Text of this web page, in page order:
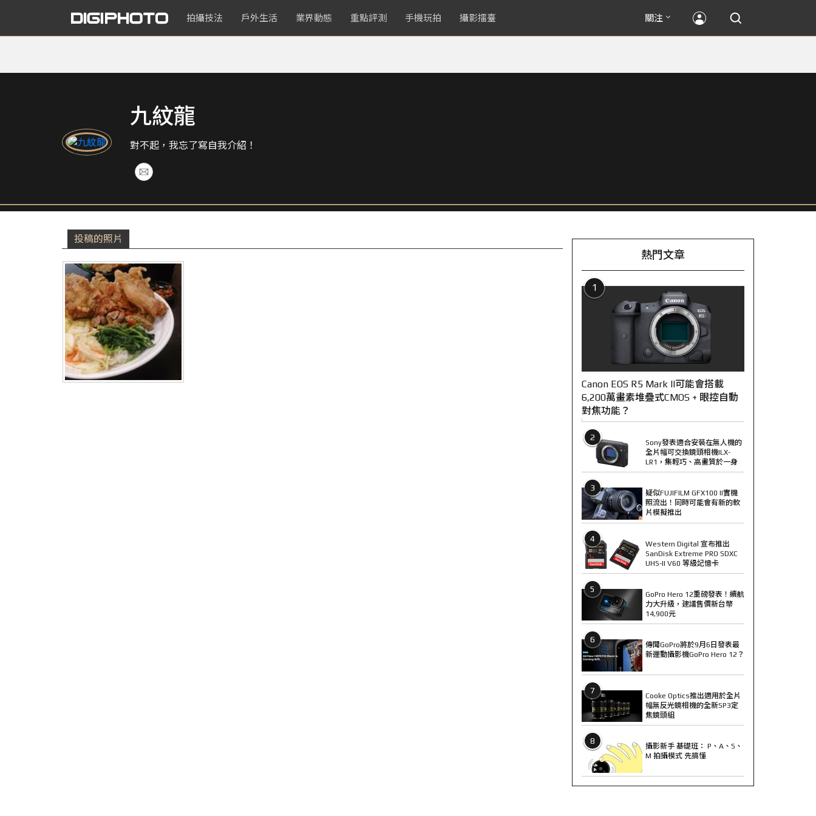
拍攝技法 戶外生活 業界動態 重點評測 手機玩拍 攝影擂臺 關注
九紋龍
對不起，我忘了寫自我介紹！
投稿的照片
熱門文章
1
Canon EOS R5 Mark II可能會搭載
6,200萬畫素堆疊式CMOS + 眼控自動
對焦功能？
2
Sony發表適合安裝在無人機的
全片幅可交換鏡頭相機ILX-
LR1，集輕巧、高畫質於一身
3
疑似FUJIFILM GFX100 II實機
照流出！同時可能會有新的軟
片模擬推出
4
Western Digital 宣布推出
SanDisk Extreme PRO SDXC
UHS-II V60 等級記憶卡
5
GoPro Hero 12重磅發表！續航
力大升級，建議售價新台幣
14,900元
6
傳聞GoPro將於9月6日發表最
新運動攝影機GoPro Hero 12？
7
Cooke Optics推出適用於全片
幅無反光鏡相機的全新SP3定
焦鏡頭組
8
攝影新手 基礎班： P、A、S、
M 拍攝模式 先搞懂